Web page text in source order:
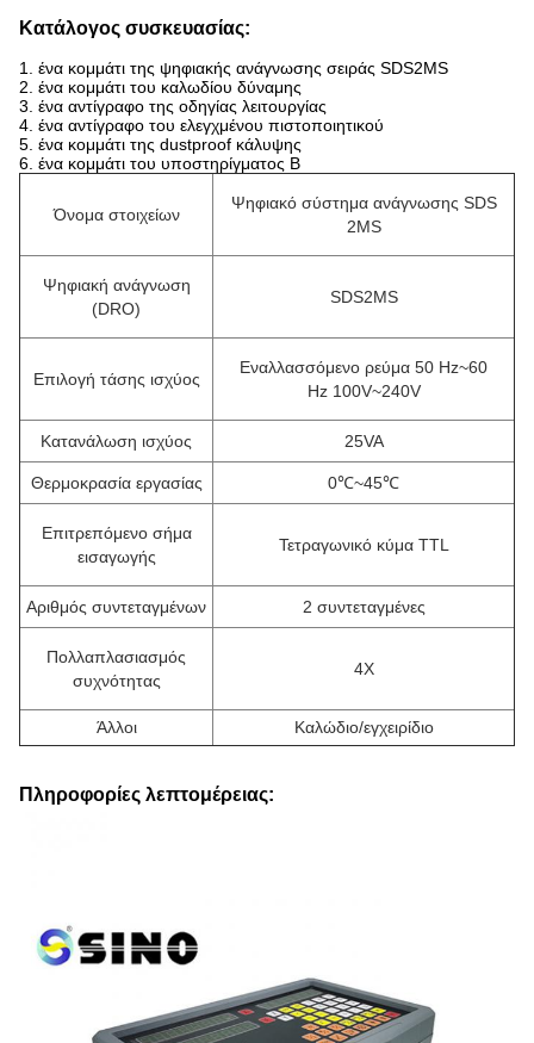
Κατάλογος συσκευασίας:
1. ένα κομμάτι της ψηφιακής ανάγνωσης σειράς SDS2MS
2. ένα κομμάτι του καλωδίου δύναμης
3. ένα αντίγραφο της οδηγίας λειτουργίας
4. ένα αντίγραφο του ελεγχμένου πιστοποιητικού
5. ένα κομμάτι της dustproof κάλυψης
6. ένα κομμάτι του υποστηρίγματος Β
Όνομα στοιχείων
Ψηφιακό σύστημα ανάγνωσης SDS
2MS
Ψηφιακή ανάγνωση
(DRO)
SDS2MS
Επιλογή τάσης ισχύος
Εναλλασσόμενο ρεύμα 50 Hz~60
Hz 100V~240V
Κατανάλωση ισχύος 25VA
Θερμοκρασία εργασίας 0℃~45℃
Επιτρεπόμενο σήμα
εισαγωγής
Τετραγωνικό κύμα TTL
Αριθμός συντεταγμένων 2 συντεταγμένες
Πολλαπλασιασμός
συχνότητας
4X
Άλλοι Καλώδιο/εγχειρίδιο
Πληροφορίες λεπτομέρειας: